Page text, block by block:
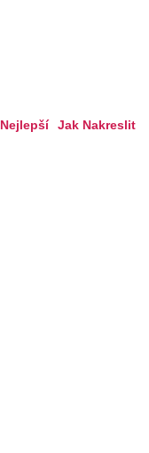
Nejlepší Jak Nakreslit